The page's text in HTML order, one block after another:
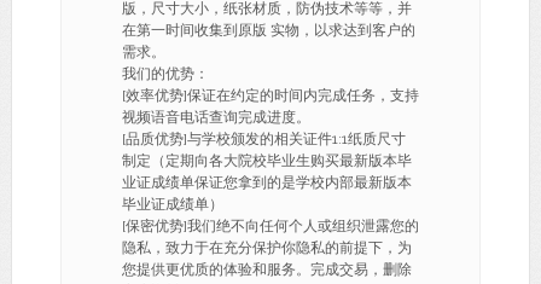
版，尺寸大小，纸张材质，防伪技术等等，并
在第一时间收集到原版 实物，以求达到客户的
需求。
我们的优势：
[效率优势]保证在约定的时间内完成任务，支持
视频语音电话查询完成进度。
[品质优势]与学校颁发的相关证件1:1纸质尺寸
制定（定期向各大院校毕业生购买最新版本毕
业证成绩单保证您拿到的是学校内部最新版本
毕业证成绩单）
[保密优势]我们绝不向任何个人或组织泄露您的
隐私，致力于在充分保护你隐私的前提下，为
您提供更优质的体验和服务。完成交易，删除